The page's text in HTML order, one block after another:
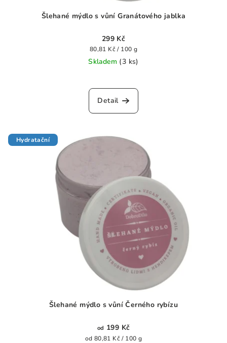
Šlehané mýdlo s vůní Granátového jablka
299 Kč
Měrná
cena:
80,81 Kč / 100 g
Skladem (3 ks)
hodnocení
produktu
5
hvězdiček.
Detail
Hydratační
Šlehané mýdlo s vůní Černého rybízu
od 199 Kč
Měrná
od 80,81 Kč / 100 g